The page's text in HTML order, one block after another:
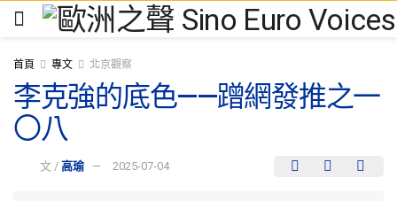
首頁 專文 北京觀察
李克強的底色——蹭網發推之一
〇八
文 / 高瑜 2025-07-04